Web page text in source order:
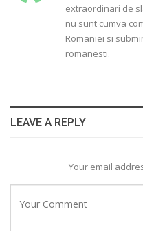
extraordinari de
nu sunt cumva
Romaniei si
romanesti.
LEAVE A REPLY
Your email